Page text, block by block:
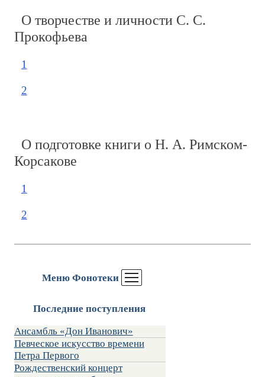
Меню Фонотеки
Последние поступления
Ансамбль «Дон Иванович»
Певческое искусство времени
Петра Первого
Рождественский концерт
О творчестве и личности С. С.
Прокофьева
1
2
О подготовке книги о Н. А. Римском-
Корсакове
1
2